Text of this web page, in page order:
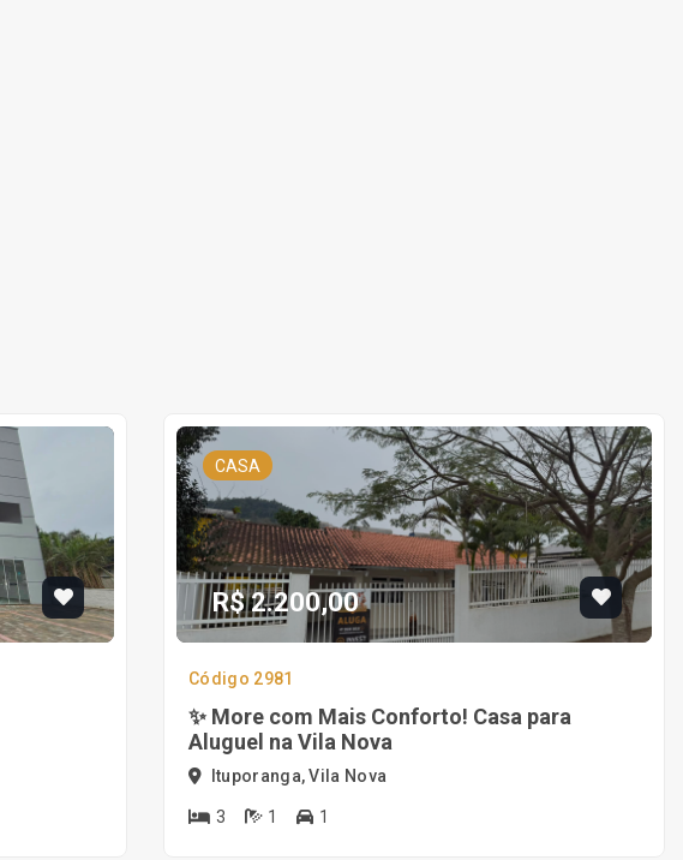
CASA
R$ 2.200,00
Código 2981
✨ More com Mais Conforto! Casa para
Aluguel na Vila Nova
Ituporanga, Vila Nova
3 1 1